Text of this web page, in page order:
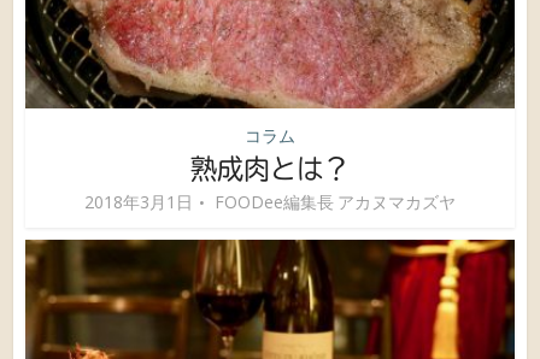
コラム
熟成肉とは？
2018年3月1日 FOODee編集長 アカヌマカズヤ